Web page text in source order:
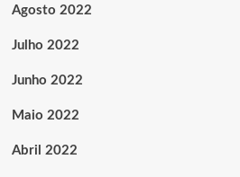
Agosto 2022
Julho 2022
Junho 2022
Maio 2022
Abril 2022